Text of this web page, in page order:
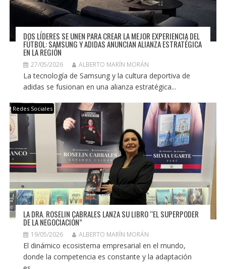
DOS LÍDERES SE UNEN PARA CREAR LA MEJOR EXPERIENCIA DEL
FÚTBOL: SAMSUNG Y ADIDAS ANUNCIAN ALIANZA ESTRATÉGICA
EN LA REGIÓN
27/05/2026 ALBERTO MARÍN MORÁN
La tecnología de Samsung y la cultura deportiva de
adidas se fusionan en una alianza estratégica...
Redes Sociales
LA DRA. ROSELIN CABRALES LANZA SU LIBRO “EL SUPERPODER
DE LA NEGOCIACIÓN”
19/05/2026 ALBERTO MARÍN MORÁN
El dinámico ecosistema empresarial en el mundo,
donde la competencia es constante y la adaptación